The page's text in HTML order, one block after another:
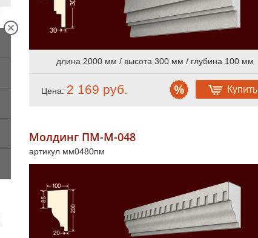
длина 2000 мм / высота 300 мм / глубина 100 мм
Цена: 2 169 руб. Купить
Молдинг ПМ-М-048
артикул мм0480пм